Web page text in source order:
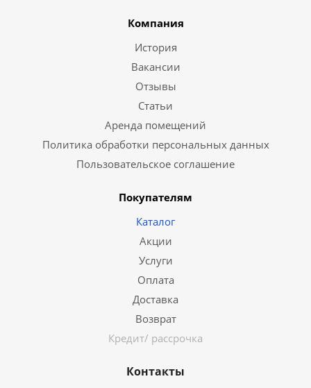
Компания
История
Вакансии
Отзывы
Статьи
Аренда помещений
Политика обработки персональных данных
Пользовательское соглашение
Покупателям
Каталог
Акции
Услуги
Оплата
Доставка
Возврат
Кредит/ рассрочка
Контакты